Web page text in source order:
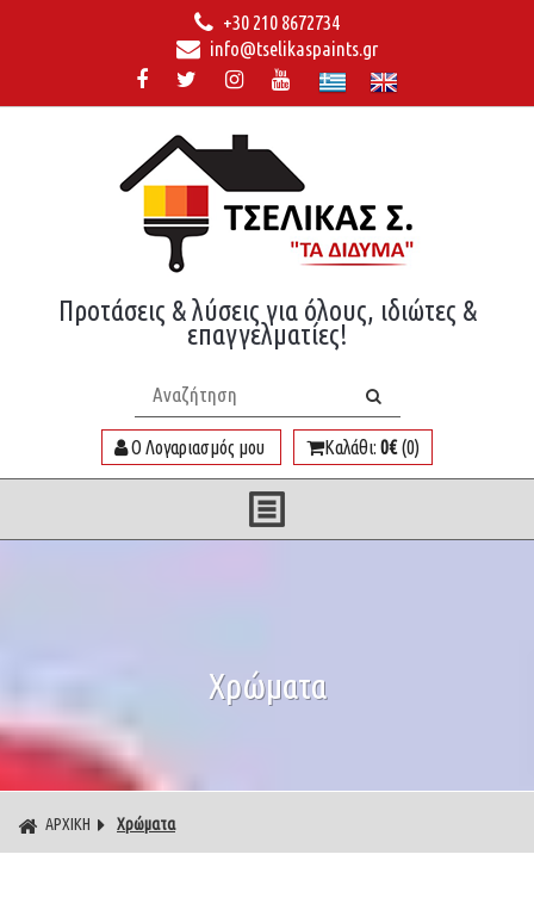
+30 210 8672734
info@tselikaspaints.gr
Προτάσεις & λύσεις για όλους, ιδιώτες &
επαγγελματίες!
Ο Λογαριασμός μου Καλάθι: 0€(0)
Χρώματα
ΑΡΧΙΚΗ Χρώματα